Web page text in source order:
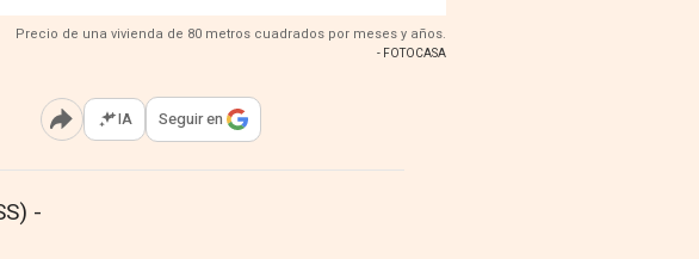
Precio de una vivienda de 80 metros cuadrados por meses y años.
- FOTOCASA
Abrir opciones para compartir
IA Seguir en
-